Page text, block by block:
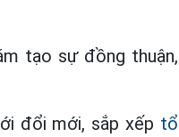
tạo sự đồng thuận,
đổi mới, sắp xếp tổ